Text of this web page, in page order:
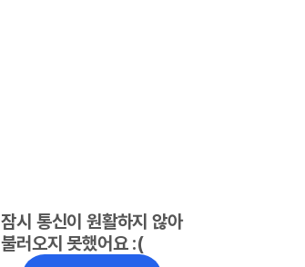
잠시 통신이 원활하지 않아
불러오지 못했어요 :(